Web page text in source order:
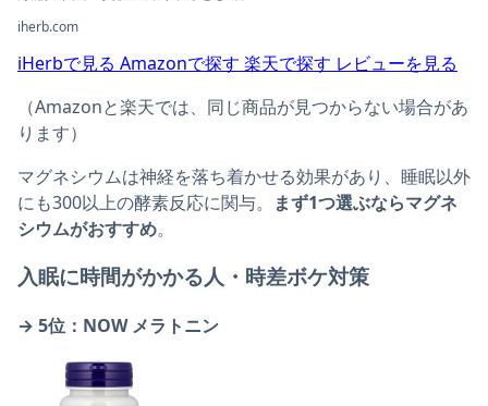
iherb.com
iHerbで見る Amazonで探す 楽天で探す レビューを見る
（Amazonと楽天では、同じ商品が見つからない場合があ
ります）
マグネシウムは神経を落ち着かせる効果があり、睡眠以外
にも300以上の酵素反応に関与。
まず1つ選ぶならマグネ
シウムがおすすめ。
入眠に時間がかかる人・時差ボケ対策
→ 5位：NOW メラトニン
NOW Foods, メラトニン、3mg、ベジカプセル60粒の商品